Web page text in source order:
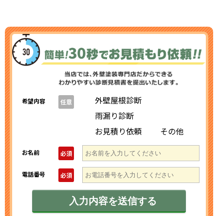
希望内容 任意
外壁屋根診断
雨漏り診断
お見積り依頼
その他
お名前 必須
電話番号 必須